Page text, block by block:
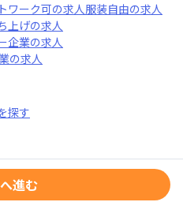
ワーク可の求人服装自由の求人
上げの求人
企業の求人
の求人
探す
進む